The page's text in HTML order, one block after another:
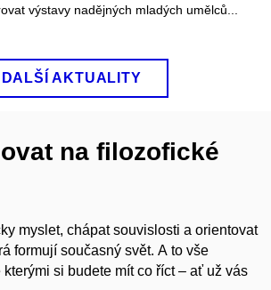
výstavy nadějných mladých umělců...
DALŠÍ AKTUALITY
na filozofické
myslet, chápat souvislosti a orientovat
formují současný svět. A to vše
si budete mít co říct – ať už vás